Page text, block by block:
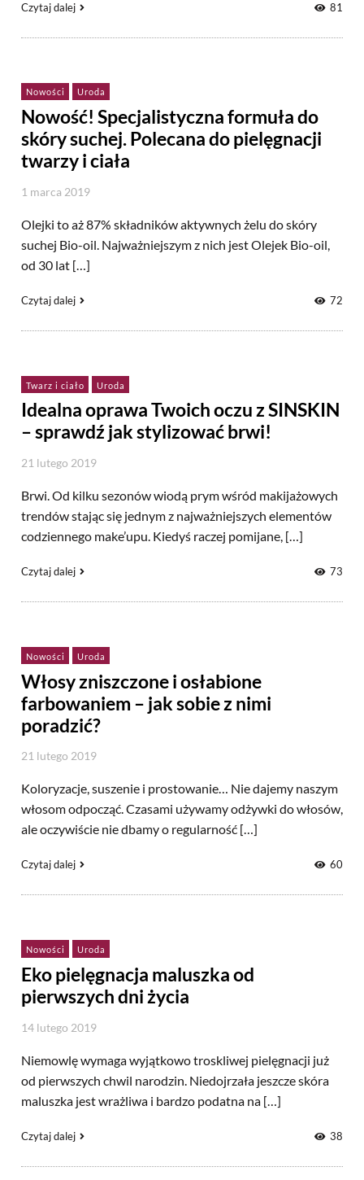
Czytaj dalej 81
Nowości Uroda
Nowość! Specjalistyczna formuła do
skóry suchej. Polecana do pielęgnacji
twarzy i ciała
1 marca 2019
Olejki to aż 87% składników aktywnych żelu do skóry
suchej Bio-oil. Najważniejszym z nich jest Olejek Bio-oil,
od 30 lat […]
Czytaj dalej 72
Twarz i ciało Uroda
Idealna oprawa Twoich oczu z SINSKIN
– sprawdź jak stylizować brwi!
21 lutego 2019
Brwi. Od kilku sezonów wiodą prym wśród makijażowych
trendów stając się jednym z najważniejszych elementów
codziennego make’upu. Kiedyś raczej pomijane, […]
Czytaj dalej 73
Nowości Uroda
Włosy zniszczone i osłabione
farbowaniem – jak sobie z nimi
poradzić?
21 lutego 2019
Koloryzacje, suszenie i prostowanie… Nie dajemy naszym
włosom odpocząć. Czasami używamy odżywki do włosów,
ale oczywiście nie dbamy o regularność […]
Czytaj dalej 60
Nowości Uroda
Eko pielęgnacja maluszka od
pierwszych dni życia
14 lutego 2019
Niemowlę wymaga wyjątkowo troskliwej pielęgnacji już
od pierwszych chwil narodzin. Niedojrzała jeszcze skóra
maluszka jest wrażliwa i bardzo podatna na […]
Czytaj dalej 38